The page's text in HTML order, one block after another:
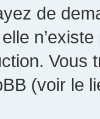
de
Vous
(voir le